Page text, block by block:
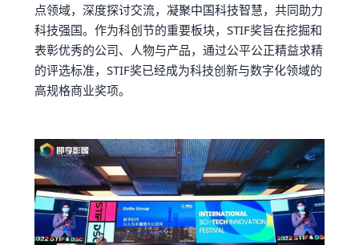
点领域，深度探讨交流，凝聚中国科技智慧，共同助力
科技强国。作为科创节的重要板块，STIF奖旨在挖掘和
表彰优秀的公司、人物与产品，通过公平公正精益求精
的评选标准，STIF奖已经成为科技创新与数字化领域的
高规格商业奖项。